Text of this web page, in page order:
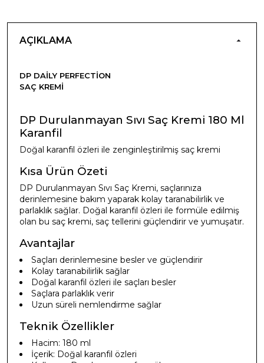
AÇIKLAMA
DP DAILY PERFECTION
SAÇ KREMI
DP Durulanmayan Sıvı Saç Kremi 180 Ml
Karanfil
Doğal karanfil özleri ile zenginleştirilmiş saç kremi
Kısa Ürün Özeti
DP Durulanmayan Sıvı Saç Kremi, saçlarınıza
derinlemesine bakım yaparak kolay taranabilirlik ve
parlaklık sağlar. Doğal karanfil özleri ile formüle edilmiş
olan bu saç kremi, saç tellerini güçlendirir ve yumuşatır.
Avantajlar
Saçları derinlemesine besler ve güçlendirir
Kolay taranabilirlik sağlar
Doğal karanfil özleri ile saçları besler
Saçlara parlaklık verir
Uzun süreli nemlendirme sağlar
Teknik Özellikler
Hacim: 180 ml
İçerik: Doğal karanfil özleri